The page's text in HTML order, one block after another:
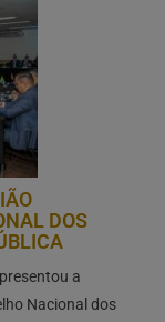
DOS
a
Nacional dos